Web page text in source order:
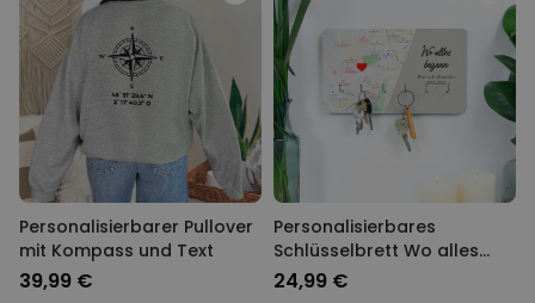
Personalisierbarer Pullover
mit Kompass und Text
39,99 €
Personalisierbares
Schlüsselbrett Wo alles
Begann
24,99 €